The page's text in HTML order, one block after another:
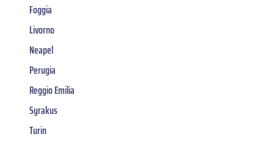
Foggia
Livorno
Neapel
Perugia
Reggio Emilia
Syrakus
Turin